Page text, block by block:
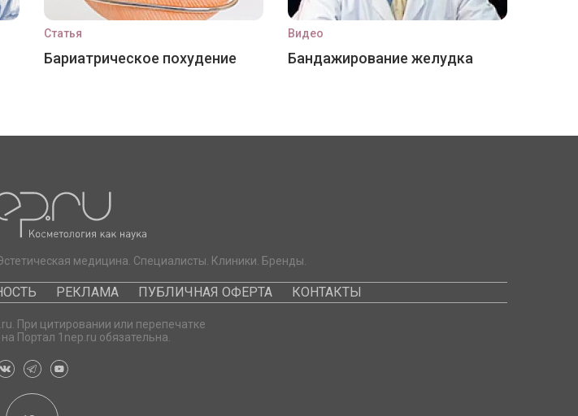
Статья
Бариатрическое похудение
Видео
Бандажирование желудка
медицина. Специалисты. Клиники. Бренды.
РЕКЛАМА ПУБЛИЧНАЯ ОФЕРТА КОНТАКТЫ
При цитировании или перепечатке
Портал 1nep.ru обязательна.